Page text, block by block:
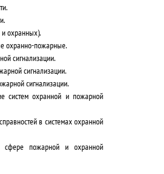
охранных).
охранно-пожарные.
сигнализации.
сигнализации.
сигнализации.
систем охранной и пожарной
в системах охранной
сфере пожарной и охранной